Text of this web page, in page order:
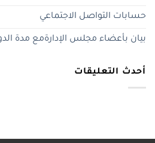
حسابات التواصل الاجتماعي
بيان بأعضاء مجلس الإدارةمع مدة
أحدث التعليقات